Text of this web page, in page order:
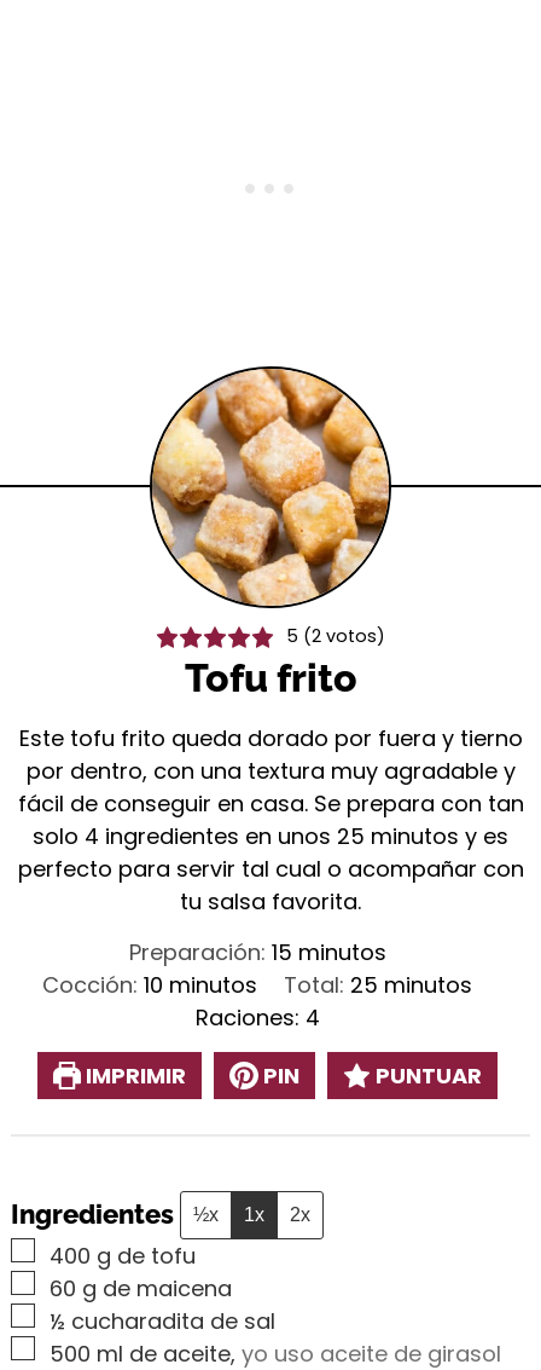
5 (2 votos)
Tofu frito
Este tofu frito queda dorado por fuera y tierno
por dentro, con una textura muy agradable y
fácil de conseguir en casa. Se prepara con tan
solo 4 ingredientes en unos 25 minutos y es
perfecto para servir tal cual o acompañar con
tu salsa favorita.
Preparación: 15minutos
minutos
Cocción:10 minutos
minutos Total: 25 minutos
minutos
Raciones: 4
IMPRIMIR
PIN PUNTUAR
Ingredientes ½x 1x 2x
▢
400 g de tofu
▢
60 g de maicena
▢
½ cucharadita de sal
▢
500 ml de aceite,yo uso aceite de girasol